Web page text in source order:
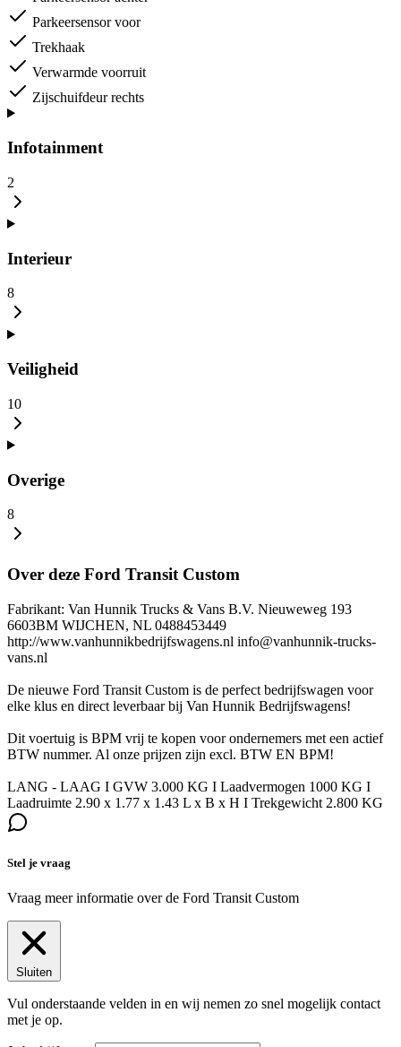
Parkeersensor voor
Trekhaak
Verwarmde voorruit
Zijschuifdeur rechts
Infotainment
2
Interieur
8
Veiligheid
10
Overige
8
Over deze Ford Transit Custom
Fabrikant: Van Hunnik Trucks & Vans B.V. Nieuweweg 193
6603BM WIJCHEN, NL 0488453449
http://www.vanhunnikbedrijfswagens.nl info@vanhunnik-trucks-
vans.nl
De nieuwe Ford Transit Custom is de perfect bedrijfswagen voor
elke klus en direct leverbaar bij Van Hunnik Bedrijfswagens!
Dit voertuig is BPM vrij te kopen voor ondernemers met een actief
BTW nummer. Al onze prijzen zijn excl. BTW EN BPM!
LANG - LAAG I GVW 3.000 KG I Laadvermogen 1000 KG I
Laadruimte 2.90 x 1.77 x 1.43 L x B x H I Trekgewicht 2.800 KG
Stel je vraag
Vraag meer informatie over de Ford Transit Custom
Sluiten
Vul onderstaande velden in en wij nemen zo snel mogelijk contact
met je op.